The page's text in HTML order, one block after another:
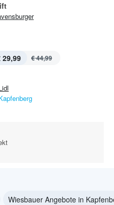
29,99 € 44,99
Wiesbauer Angebote in